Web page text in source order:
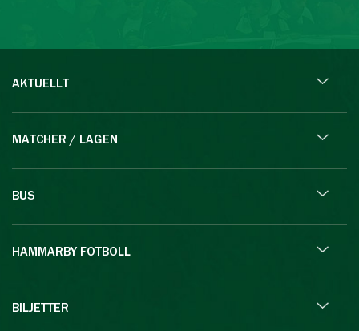
AKTUELLT
MATCHER / LAGEN
BUS
HAMMARBY FOTBOLL
BILJETTER